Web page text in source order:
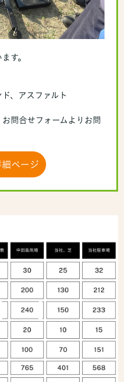
す。
、アスファルト
問合せフォームよりお問
ページ